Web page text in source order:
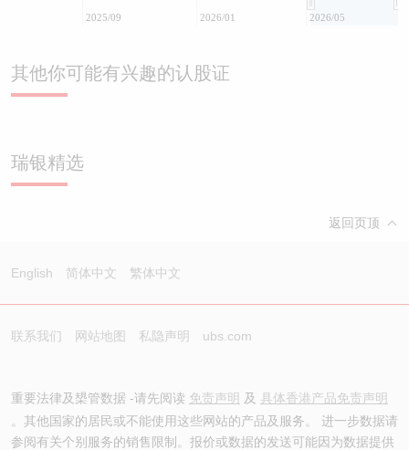
2025/09 2026/01 2026/05
其他你可能有兴趣的认股证
瑞银精选
返回页顶
English 简体中文 繁体中文
联系我们 网站地图 私隐声明 ubs.com
重要法律及槼管数据 -请先阅读 免责声明 及 具体香港产品免责声明
。其他国家的居民或不能使用这些网站的产品及服务。 进一步数据请
参阅有关个别服务的销售限制。报价或数据的发送可能因为数据提供